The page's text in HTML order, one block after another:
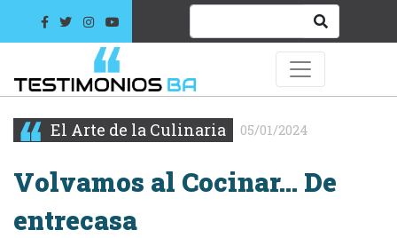
El Arte de la Culinaria 05/01/2024
Volvamos al Cocinar… De
entrecasa